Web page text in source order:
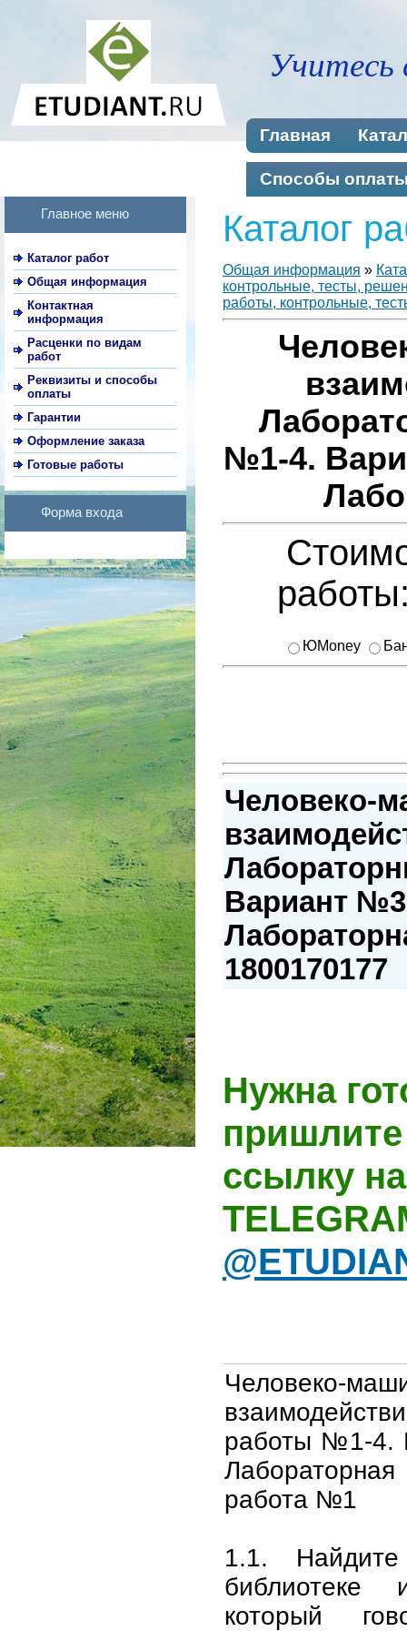
Учитесь
Главная
Способы
Главное меню
Каталог работ
Общая информация
Контактная
информация
Расценки по видам
работ
Реквизиты и способы
оплаты
Гарантии
Оформление заказа
Готовые работы
Форма входа
Каталог
Общая информация »
контрольные, тесты,
работы, контрольные,
№1-4.
ЮMoney
Человеко-
Вариант
1800170177
Нужна
ссылку
Человеко-
работы №1-4.
работа №1
1.1.
библиотеке
который